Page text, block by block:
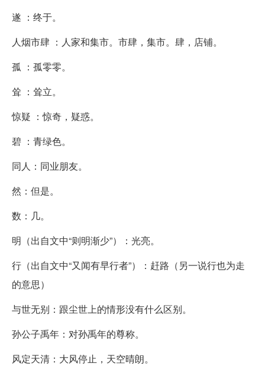
遂 ：终于。
人烟市肆 ：人家和集市。市肆，集市。肆，店铺。
孤 ：孤零零。
耸 ：耸立。
惊疑 ：惊奇，疑惑。
碧 ：青绿色。
同人：同业朋友。
然：但是。
数：几。
明（出自文中“则明渐少”）：光亮。
行（出自文中“又闻有早行者”）：赶路（另一说行也为走
的意思）
与世无别：跟尘世上的情形没有什么区别。
孙公子禹年：对孙禹年的尊称。
风定天清：大风停止，天空晴朗。